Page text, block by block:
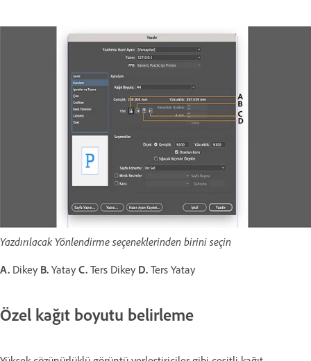
Yazdırılacak Yönlendirme seçeneklerinden birini seçin
A. Dikey B. Yatay C. Ters Dikey D. Ters Yatay
Özel kağıt boyutu belirleme